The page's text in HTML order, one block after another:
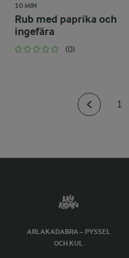
10 MIN
Rub med paprika och
ingefära
(0)
1
ARLAKADABRA – PYSSEL
OCH KUL